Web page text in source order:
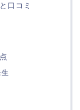
口コミ